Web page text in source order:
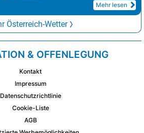
Mehr lesen
Österreich-Wetter
& OFFENLEGUNG
Kontakt
Impressum
Datenschutzrichtlinie
Cookie-Liste
AGB